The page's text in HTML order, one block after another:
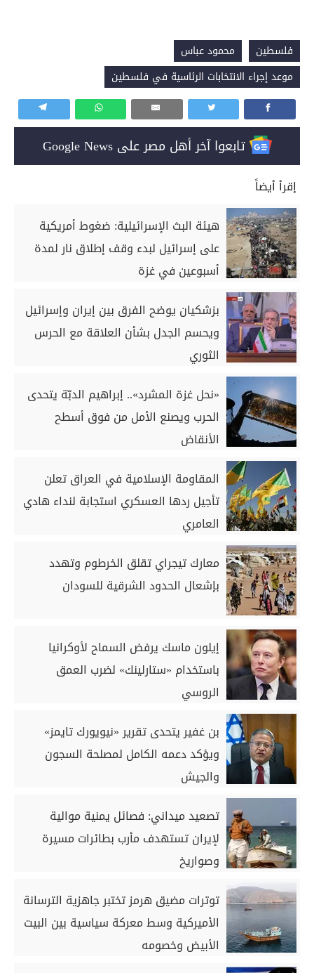
فلسطين
محمود عباس
موعد إجراء الانتخابات الرئاسية في فلسطين
تابعوا آخر أهل مصر على Google News
إقرأ أيضاً
هيئة البث الإسرائيلية: ضغوط أمريكية
على إسرائيل لبدء وقف إطلاق نار لمدة
أسبوعين في غزة
بزشكيان يوضح الفرق بين إيران وإسرائيل
ويحسم الجدل بشأن العلاقة مع الحرس
الثوري
«نحل غزة المشرد».. إبراهيم الدبّة يتحدى
الحرب ويصنع الأمل من فوق أسطح
الأنقاض
المقاومة الإسلامية في العراق تعلن
تأجيل ردها العسكري استجابة لنداء هادي
العامري
معارك تيجراي تقلق الخرطوم وتهدد
بإشعال الحدود الشرقية للسودان
إيلون ماسك يرفض السماح لأوكرانيا
باستخدام «ستارلينك» لضرب العمق
الروسي
بن غفير يتحدى تقرير «نيويورك تايمز»
ويؤكد دعمه الكامل لمصلحة السجون
والجيش
تصعيد ميداني: فصائل يمنية موالية
لإيران تستهدف مأرب بطائرات مسيرة
وصواريخ
توترات مضيق هرمز تختبر جاهزية الترسانة
الأميركية وسط معركة سياسية بين البيت
الأبيض وخصومه